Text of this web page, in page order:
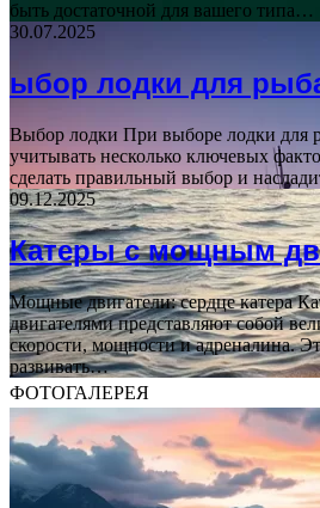
быть достаточной для вашего типа…
30.07.2025
ыбор лодки для
Выбор лодки При выборе лодки для
учитывать несколько ключевых
сделать правильный выбор и
09.12.2025
Катеры с мощным
Мощные двигатели: сердце катера
двигателями представляют собой
скорости, мощности и адреналина.
развивать…
ФОТОГАЛЕРЕЯ